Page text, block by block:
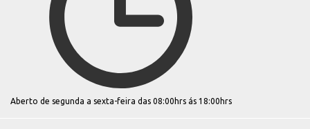
Aberto de segunda a sexta-feira das 08:00hrs ás 18:00hrs